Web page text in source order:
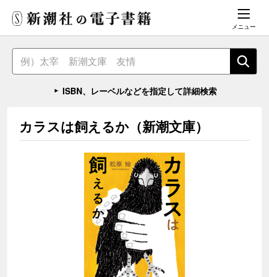
メニュー
ISBN、レーベルなどを指定して詳細検索
カラスは飼えるか（新潮文庫）